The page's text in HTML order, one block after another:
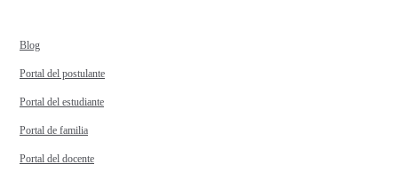
Blog
Portal del postulante
Portal del estudiante
Portal de familia
Portal del docente